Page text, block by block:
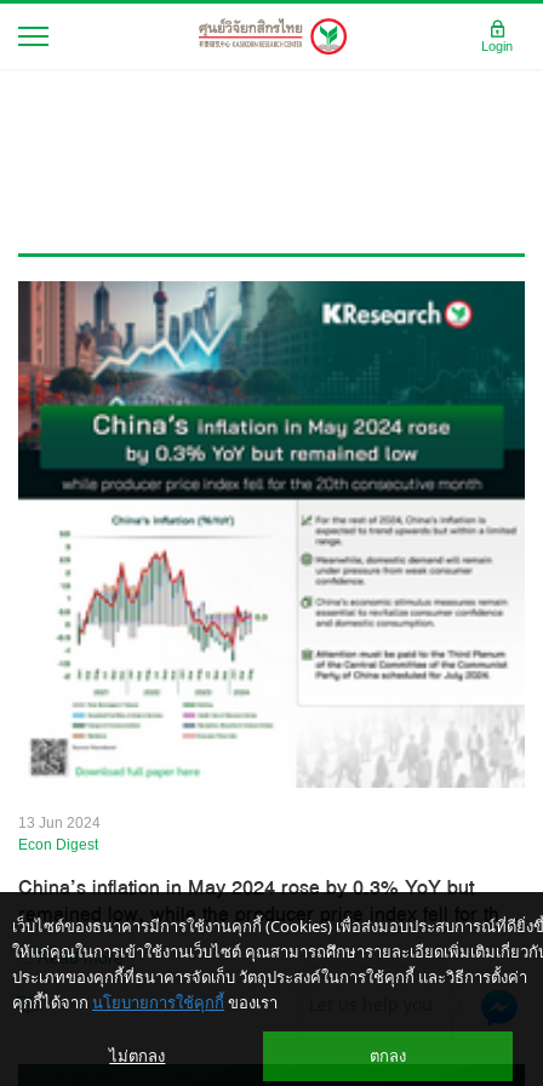
13 Jun 2024
Econ Digest
China’s inflation in May 2024 rose by 0.3% YoY but
remained low, while the producer price index fell for th...
...Read more
เว็บไซต์ของธนาคารมีการใช้งานคุกกี้ (Cookies) เพื่อส่งมอบประสบการณ์ที่ดียิ่ง
ให้แก่คุณในการเข้าใช้งานเว็บไซต์ คุณสามารถศึกษารายละเอียดเพิ่มเติมเกี่ยวกั
ประเภทของคุกกี้ที่ธนาคารจัดเก็บ วัตถุประสงค์ในการใช้คุกกี้ และวิธีการตั้งค่า
คุกกี้ได้จาก นโยบายการใช้คุกกี้ ของเรา
ไม่ตกลง ตกลง
Login